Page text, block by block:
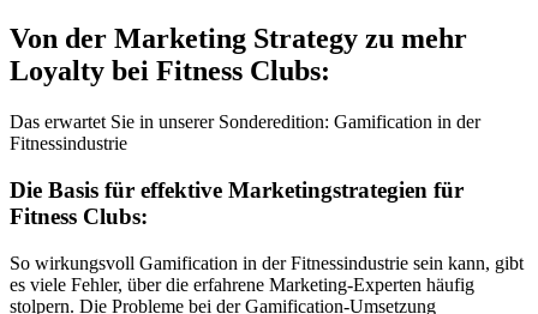
Von der Marketing Strategy zu mehr
Loyalty bei Fitness Clubs:
Das erwartet Sie in unserer Sonderedition: Gamification in der
Fitnessindustrie
Die Basis für effektive Marketingstrategien für
Fitness Clubs:
So wirkungsvoll Gamification in der Fitnessindustrie sein kann, gibt
es viele Fehler, über die erfahrene Marketing-Experten häufig
stolpern. Die Probleme bei der Gamification-Umsetzung